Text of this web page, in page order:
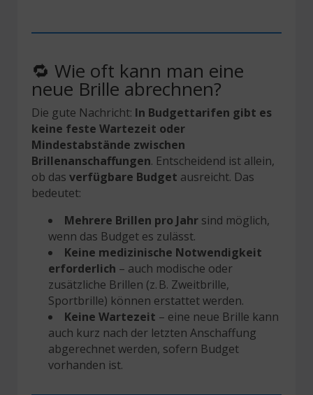
🔁 Wie oft kann man eine
neue Brille abrechnen?
Die gute Nachricht: In Budgettarifen gibt es
keine feste Wartezeit oder
Mindestabstände zwischen
Brillenanschaffungen. Entscheidend ist allein,
ob das verfügbare Budget ausreicht. Das
bedeutet:
Mehrere Brillen pro Jahr sind möglich,
wenn das Budget es zulässt.
Keine medizinische Notwendigkeit
erforderlich – auch modische oder
zusätzliche Brillen (z. B. Zweitbrille,
Sportbrille) können erstattet werden.
Keine Wartezeit – eine neue Brille kann
auch kurz nach der letzten Anschaffung
abgerechnet werden, sofern Budget
vorhanden ist.